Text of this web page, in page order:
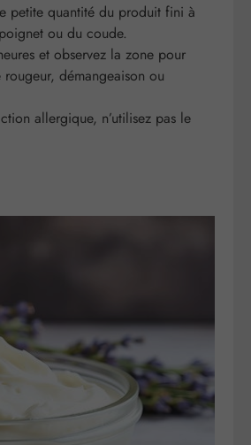
petite quantité du produit fini à
ou du coude.
et observez la zone pour
démangeaison ou
allergique, n’utilisez pas le